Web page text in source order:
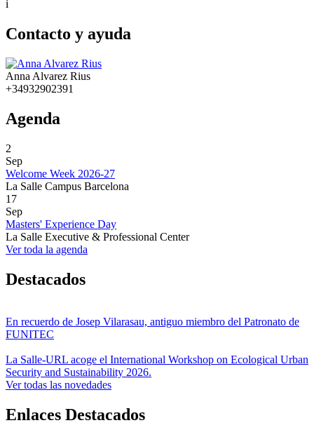
i
Contacto y ayuda
Anna Alvarez Rius
+34932902391
Agenda
2
Sep
Welcome Week 2026-27
La Salle Campus Barcelona
17
Sep
Masters' Experience Day
La Salle Executive & Professional Center
Ver toda la agenda
Destacados
En recuerdo de Josep Vilarasau, antiguo miembro del Patronato de
FUNITEC
La Salle-URL acoge el International Workshop on Ecological Urban
Security and Sustainability 2026.
Ver todas las novedades
Enlaces Destacados